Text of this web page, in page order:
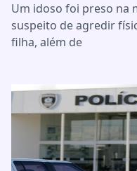
Um idoso foi preso na
suspeito de agredir
filha, além de